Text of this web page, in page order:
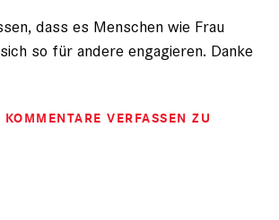
dass es Menschen wie Frau
so für andere engagieren. Danke
VERFASSEN ZU